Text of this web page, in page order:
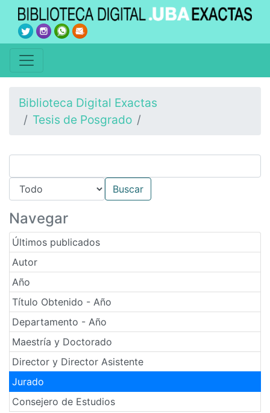
Biblioteca Digital Exactas
Tesis de Posgrado
Navegar
Últimos publicados
Autor
Año
Título Obtenido - Año
Departamento - Año
Maestría y Doctorado
Director y Director Asistente
Jurado
Consejero de Estudios